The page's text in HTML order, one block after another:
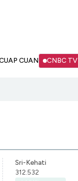
CUAN CNBC TV
Sri-Kehati
312.532